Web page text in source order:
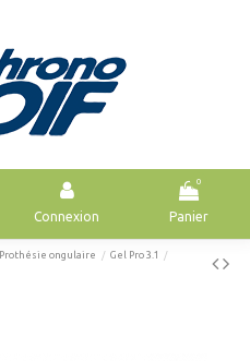
Connexion
0
Panier
Prothésie ongulaire
Gel Pro 3.1